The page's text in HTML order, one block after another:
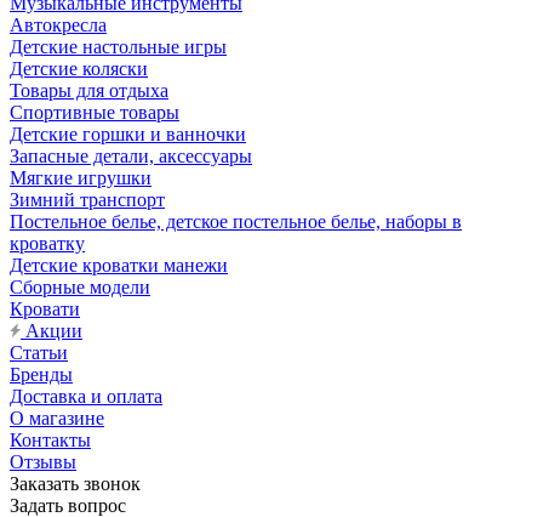
Автокресла
Детские настольные игры
Детские коляски
Товары для отдыха
Спортивные товары
Детские горшки и ванночки
Запасные детали, аксессуары
Мягкие игрушки
Зимний транспорт
Постельное белье, детское постельное белье, наборы в
кроватку
Детские кроватки манежи
Сборные модели
Кровати
Акции
Статьи
Бренды
Доставка и оплата
О магазине
Контакты
Отзывы
Заказать звонок
Задать вопрос